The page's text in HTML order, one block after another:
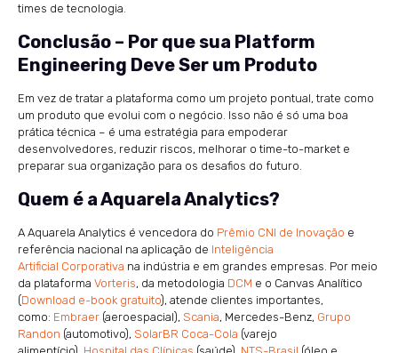
times de tecnologia.
Conclusão – Por que sua Platform
Engineering Deve Ser um Produto
Em vez de tratar a plataforma como um projeto pontual, trate como
um produto que evolui com o negócio. Isso não é só uma boa
prática técnica – é uma estratégia para empoderar
desenvolvedores, reduzir riscos, melhorar o time-to-market e
preparar sua organização para os desafios do futuro.
Quem é a Aquarela Analytics?
A Aquarela Analytics é vencedora do Prêmio CNI de Inovação e
referência nacional na aplicação de Inteligência
Artificial Corporativa na indústria e em grandes empresas. Por meio
da plataforma Vorteris, da metodologia DCM e o Canvas Analítico
(Download e-book gratuito), atende clientes importantes,
como: Embraer (aeroespacial), Scania, Mercedes-Benz, Grupo
Randon (automotivo), SolarBR Coca-Cola (varejo